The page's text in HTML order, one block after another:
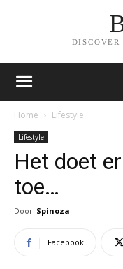
Home Lifestyle
Lifestyle
Het doet
toe…
Door Spinoza -
Facebook